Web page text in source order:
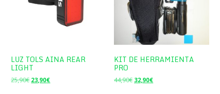
LUZ TOLS AINA REAR
LIGHT
25,90€ El
23,90€El
KIT DE HERRAMIENTA
PRO
44,90€ El
32,90€El